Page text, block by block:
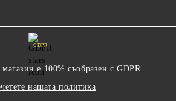
GDPR
е 100% съобразен с GDPR.
нашата политика